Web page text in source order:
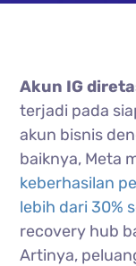
Akun IG
terjadi pada
akun bisnis
baiknya, Meta
keberhasilan
lebih dari 30%
recovery hub
Artinya,